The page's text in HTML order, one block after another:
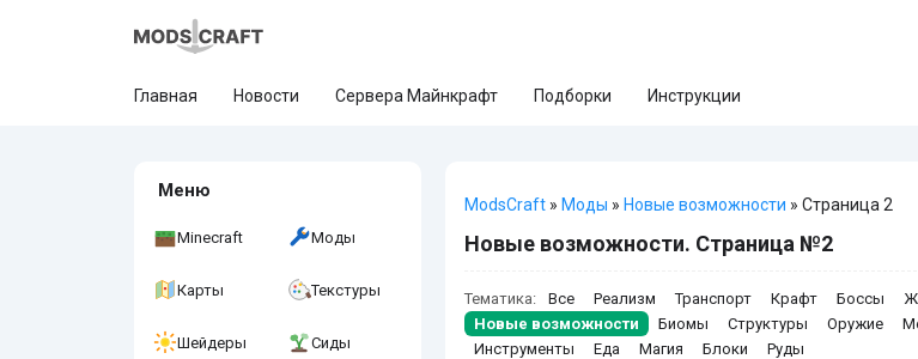
Главная Новости Сервера Майнкрафт Подборки Инструкции
Меню
Minecraft Моды
Карты Текстуры
Шейдеры Сиды
ModsCraft » Моды » Новые возможности » Страница 2
Новые возможности. Страница №2
Тематика: Все Реализм Транспорт Крафт Боссы
Новые возможности
Биомы Структуры Оружие
Инструменты
Еда Магия Блоки Руды